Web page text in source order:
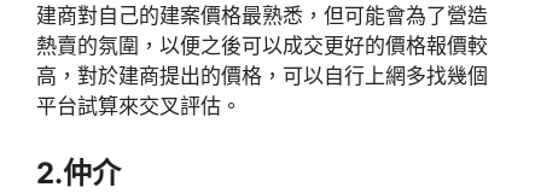
建商對自己的建案價格最熟悉，但可能會為了營造
熱賣的氛圍，以便之後可以成交更好的價格報價較
高，對於建商提出的價格，可以自行上網多找幾個
平台試算來交叉評估。
2.仲介